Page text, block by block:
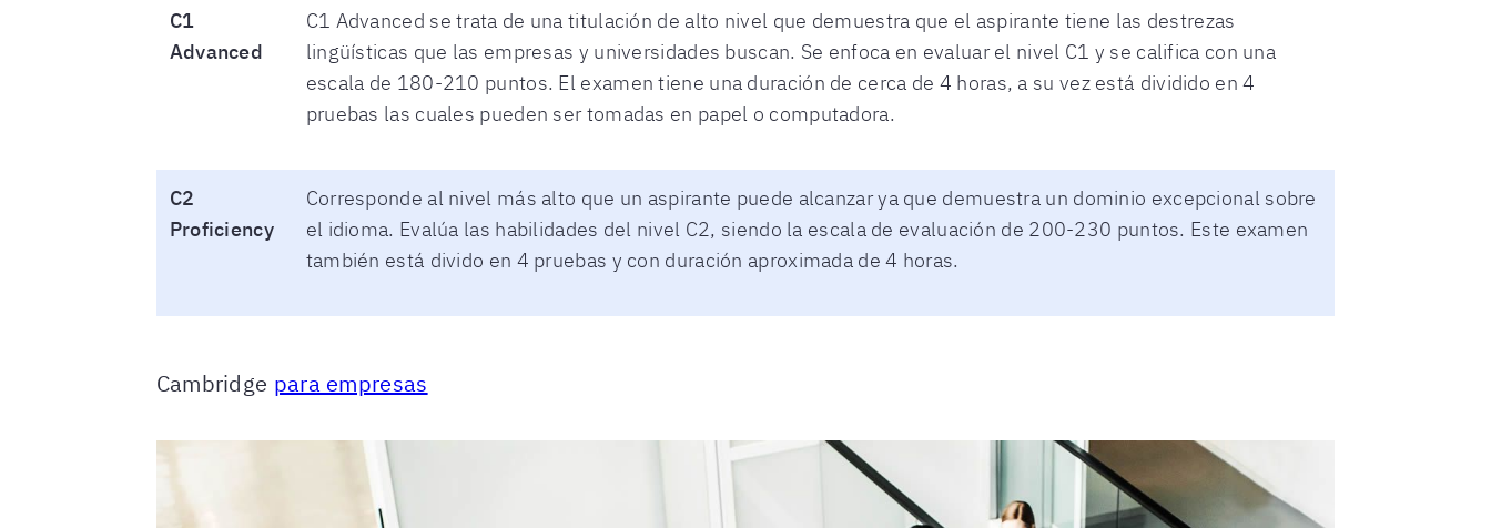
C1
Advanced
C1 Advanced se trata de una titulación de alto nivel que demuestra que el aspirante tiene las destrezas
lingüísticas que las empresas y universidades buscan. Se enfoca en evaluar el nivel C1 y se califica con una
escala de 180-210 puntos. El examen tiene una duración de cerca de 4 horas, a su vez está dividido en 4
pruebas las cuales pueden ser tomadas en papel o computadora.
C2
Proficiency
Corresponde al nivel más alto que un aspirante puede alcanzar ya que demuestra un dominio excepcional sobre
el idioma. Evalúa las habilidades del nivel C2, siendo la escala de evaluación de 200-230 puntos. Este examen
también está divido en 4 pruebas y con duración aproximada de 4 horas.
Cambridge para empresas